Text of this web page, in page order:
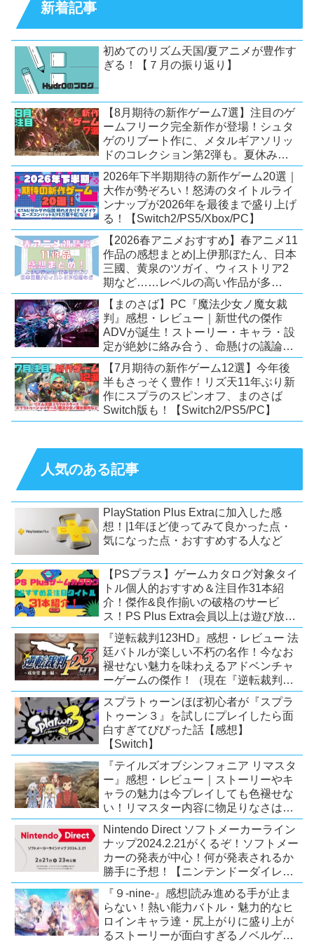
新着記事
初めてのリズム天国/夏アニメが豊作す
ぎる！【７月の振り返り】
【8月期待の新作ゲーム7選】注目のゲ
ームフリーク完全新作が登場！シュタ
ゲのリブート作に、メタルギアソリッ
ドのコレクション第2弾も。夏休みを
盛り上げるタイトル大集合！
【Switch2/PS5/PC】
2026年下半期期待の新作ゲーム20選｜
大作が勢ぞろい！怒涛のタイトルライ
ンナップが2026年を最後まで盛り上げ
る！【Switch2/PS5/Xbox/PC】
【2026春アニメおすすめ】春アニメ11
作品の感想まとめ|上伊那ぼたん、日本
三國、黄泉のツガイ、ウィストリア2
期など……レベルの高い作品が多
い！？
【まのさば】PC『魔法少女ノ魔女裁
判』感想・レビュー｜新世代の傑作
ADVが誕生！ストーリー・キャラ・設
定が絶妙に絡み合う、命懸けの議論ミ
ステリー【PC/Switch】
【7月期待の新作ゲーム12選】今年後
半もさっそく豊作！リズ天11年ぶり新
作にスプラのスピンオフ、まのさば
Switch版も！【Switch2/PS5/PC】
人気のある記事
PlayStation Plus Extraに加入した感
想！|1年ほど使ってみて良かった点・
気になった点・おすすめする人など
【PSプラス】ゲームカタログ対象タイ
トル個人的おすすめ＆注目作31本紹
介！傑作&良作揃いの破格のサービ
ス！PS Plus Extra会員以上は遊び放
題！【2026年7月時点】【PS5/PS4】
『逆転裁判123HD』感想・レビュー 法
廷バトルが楽しい不朽の名作！今なお
褪せない魅力を味わえるアドベンチャ
ーゲームの傑作！（現在『逆転裁判
123 成歩堂セレクション』が配信中）
スプラトゥーンほぼ初心者が『スプラ
トゥーン３』を試しにプレイしたら面
白すぎてびびった話【感想】
【Switch】
『テイルズオブシンフォニア リマスタ
ー』感想・レビュー｜ストーリーやキ
ャラの魅力は今プレイしても色褪せな
い！リマスター内容に物足りなさはあ
るが、プレイする価値のあるシリーズ
の人気作【Switch/PS4/Xone】
Nintendo Direct ソフトメーカーライン
ナップ2024.2.21がくるぞ！ソフトメー
カーの発表が中心！何が発表されるか
勝手に予想！【ニンテンドーダイレク
ト予想】
『９-nine-』感想|読み進める手が止ま
らない！熱い能力バトル・魅力的なヒ
ロインキャラ達・尻上がりに盛り上が
るストーリーが面白すぎるノベルゲ